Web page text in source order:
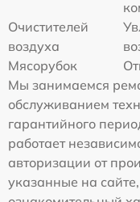
Очистителей
воздуха
Мясорубок
Мы занимаемся
обслуживанием
гарантийного
работает
авторизации от
указанные на